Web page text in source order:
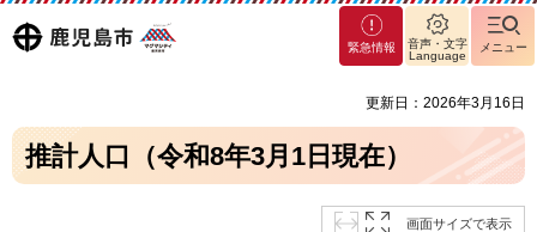
鹿児島
マグ
マシ
緊急情報
音声・文字
Language
メニュー
更新日：2026年3月16日
推計人口（令和8年3月1日現在）
画面サイズで表示